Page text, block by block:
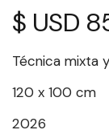
$
Técnica mixta
120 x 100 cm
2026